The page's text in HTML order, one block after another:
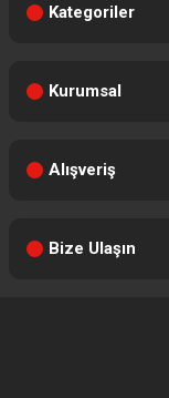
Kategoriler
Kurumsal
Alışveriş
Bize Ulaşın